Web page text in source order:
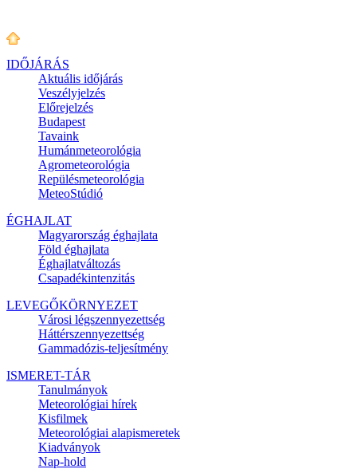
IDŐJÁRÁS
Aktuális időjárás
Veszélyjelzés
Előrejelzés
Budapest
Tavaink
Humánmeteorológia
Agrometeorológia
Repülésmeteorológia
MeteoStúdió
ÉGHAJLAT
Magyarország éghajlata
Föld éghajlata
Éghajlatváltozás
Csapadékintenzitás
LEVEGŐKÖRNYEZET
Városi légszennyezettség
Háttérszennyezettség
Gammadózis-teljesítmény
ISMERET-TÁR
Tanulmányok
Meteorológiai hírek
Kisfilmek
Meteorológiai alapismeretek
Kiadványok
Nap-hold